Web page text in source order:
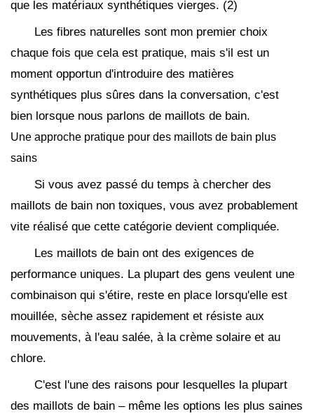
que les matériaux synthétiques vierges. (2)
Les fibres naturelles sont mon premier choix
chaque fois que cela est pratique, mais s'il est un
moment opportun d'introduire des matières
synthétiques plus sûres dans la conversation, c'est
bien lorsque nous parlons de maillots de bain.
Une approche pratique pour des maillots de bain plus
sains
Si vous avez passé du temps à chercher des
maillots de bain non toxiques, vous avez probablement
vite réalisé que cette catégorie devient compliquée.
Les maillots de bain ont des exigences de
performance uniques. La plupart des gens veulent une
combinaison qui s'étire, reste en place lorsqu'elle est
mouillée, sèche assez rapidement et résiste aux
mouvements, à l'eau salée, à la crème solaire et au
chlore.
C'est l'une des raisons pour lesquelles la plupart
des maillots de bain – même les options les plus saines